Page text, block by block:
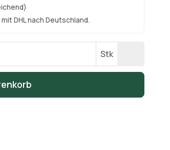
DHL nach Deutschland.
Stk